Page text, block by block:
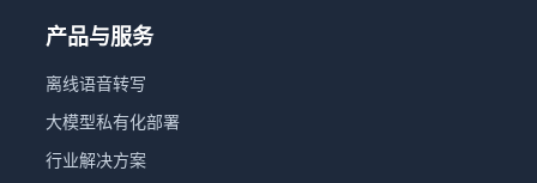
产品与服务
离线语音转写
大模型私有化部署
行业解决方案